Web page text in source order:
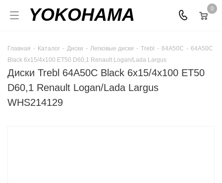
YOKOHAMA 0
Главная - Каталог - Диски - Легковые диски - Trebl - 64A50C - 64A50C
Black 6x15/4x100 ET50 D60,1 Renault Logan/Lada Largus
Диски Trebl 64A50C Black 6x15/4x100 ET50
D60,1 Renault Logan/Lada Largus
WHS214129